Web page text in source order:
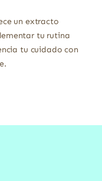
un extracto
tu rutina
tu cuidado con